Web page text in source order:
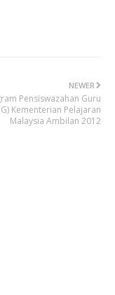
NEWER
Pensiswazahan Guru
Kementerian Pelajaran
Malaysia Ambilan 2012